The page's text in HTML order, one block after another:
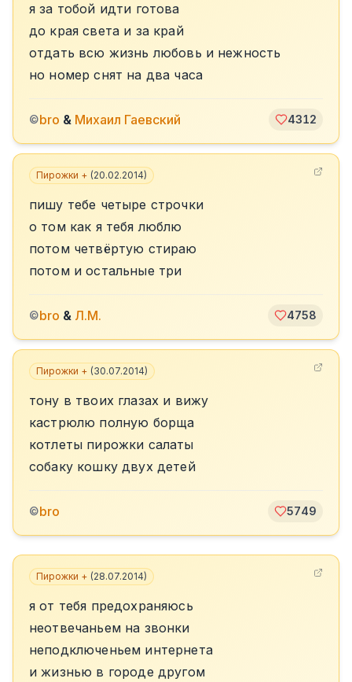
я за тобой идти готова
до края света и за край
отдать всю жизнь любовь и нежность
но номер снят на два часа
©bro & Михаил Гаевский 4312
Пирожки + (20.02.2014)
пишу тебе четыре строчки
о том как я тебя люблю
потом четвёртую стираю
потом и остальные три
©bro & Л.М. 4758
Пирожки + (30.07.2014)
тону в твоих глазах и вижу
кастрюлю полную борща
котлеты пирожки салаты
собаку кошку двух детей
©bro 5749
Пирожки + (28.07.2014)
я от тебя предохраняюсь
неотвечаньем на звонки
неподключеньем интернета
и жизнью в городе другом